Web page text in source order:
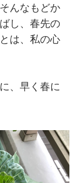
んなもどか
し、春先の
は、私の心
、早く春に